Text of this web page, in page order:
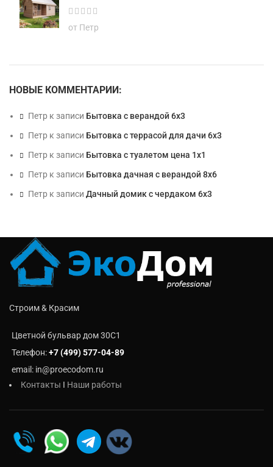
от Петр
НОВЫЕ КОММЕНТАРИИ:
Петр к записи Бытовка с верандой 6х3
Петр к записи Бытовка с террасой для дачи 6х3
Петр к записи Бытовка с туалетом цена 1х1
Петр к записи Бытовка дачная с верандой 8х6
Петр к записи Дачный домик с чердаком 6х3
Строим & Красим
Цветной бульвар дом 30C1
Телефон:+7 (499) 577-04-89
email: in@proecodom.ru
Контакты I Наши работы